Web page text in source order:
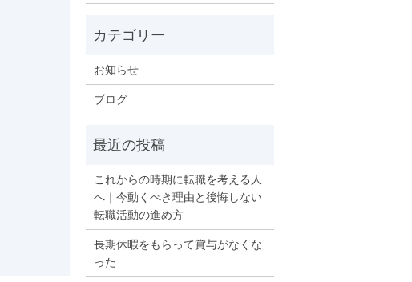
お知らせ
ブログ
これからの時期に転職を考える人
へ｜今動くべき理由と後悔しない
転職活動の進め方
長期休暇をもらって賞与がなくな
った